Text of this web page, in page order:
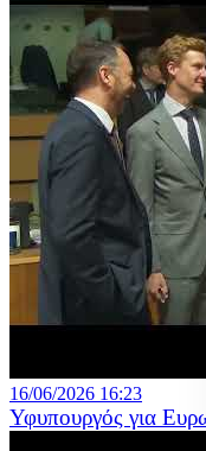
16/06/2026 16:23
Υφυπουργός για